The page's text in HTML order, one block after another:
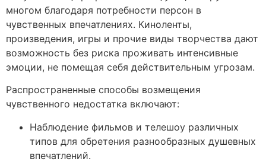
многом благодаря потребности персон в
чувственных впечатлениях. Киноленты,
произведения, игры и прочие виды творчества дают
возможность без риска проживать интенсивные
эмоции, не помещая себя действительным угрозам.
Распространенные способы возмещения
чувственного недостатка включают:
Наблюдение фильмов и телешоу различных
типов для обретения разнообразных душевных
впечатлений.